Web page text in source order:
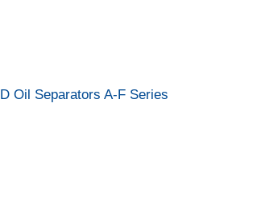
Oil Separators A-F Series